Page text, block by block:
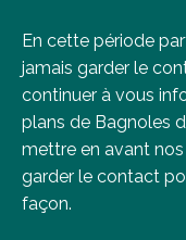
En cette période
jamais garder le
continuer à vous
plans de Bagnoles
mettre en avant
garder le contact
façon.